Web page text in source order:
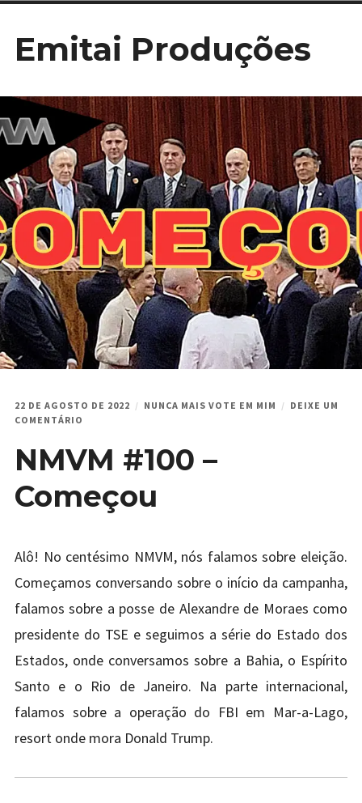
paraEmitai Produções
22 DE AGOSTO DE 2022 NUNCA MAIS VOTE EM MIM
DEIXE UM
COMENTÁRIO
#100
–
NMVM #100 –
Começou
Alô! No centésimo NMVM, nós falamos sobre eleição.
Começamos conversando sobre o início da campanha,
falamos sobre a posse de Alexandre de Moraes como
presidente do TSE e seguimos a série do Estado dos
Estados, onde conversamos sobre a Bahia, o Espírito
Santo e o Rio de Janeiro. Na parte internacional,
falamos sobre a operação do FBI em Mar-a-Lago,
resort onde mora Donald Trump.